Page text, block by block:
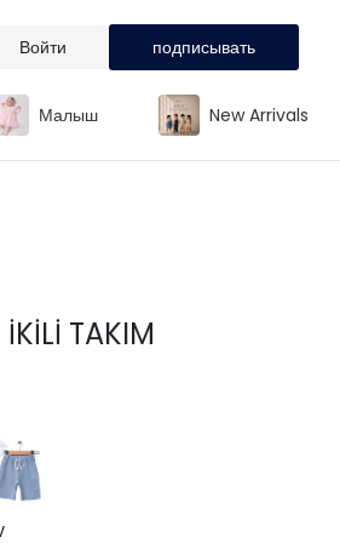
Войти подписывать
Малыш New Arrivals
TAKIM